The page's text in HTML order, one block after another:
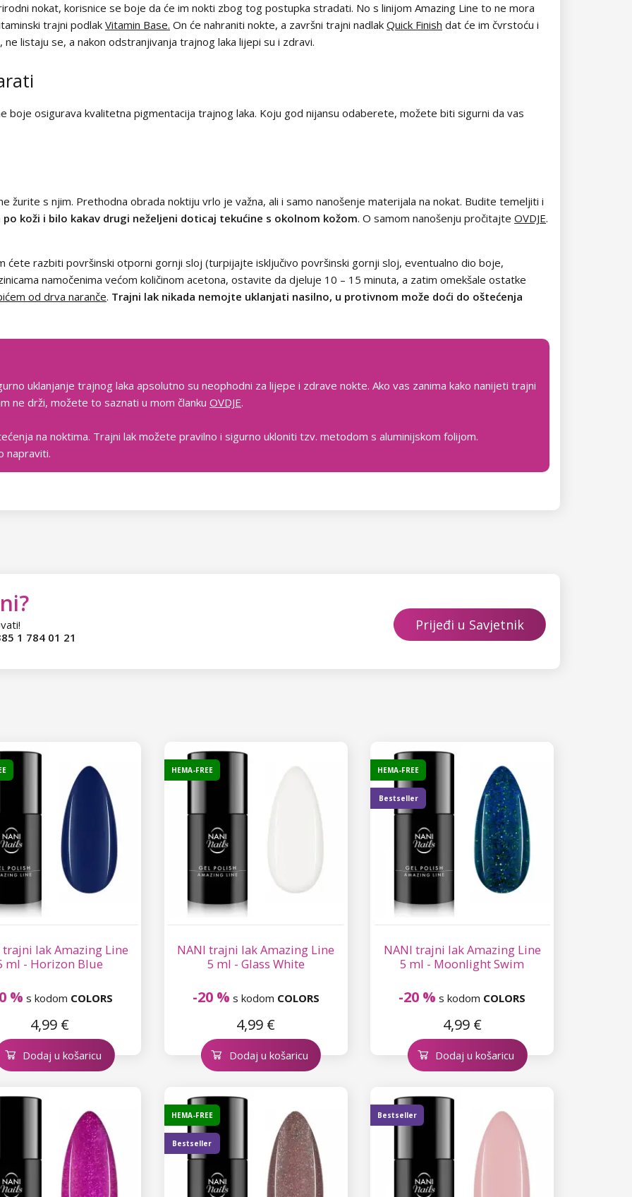
nokat, korisnice se boje da će im nokti zbog tog postupka stradati. No s linijom Amazing Line to ne mora
trajni podlak Vitamin Base. On će nahraniti nokte, a završni trajni nadlak Quick Finish dat će im čvrstoću i
listaju se, a nakon odstranjivanja trajnog laka lijepi su i zdravi.
boje osigurava kvalitetna pigmentacija trajnog laka. Koju god nijansu odaberete, možete biti sigurni da vas
žurite s njim. Prethodna obrada noktiju vrlo je važna, ali i samo nanošenje materijala na nokat. Budite temeljiti i
koži i bilo kakav drugi neželjeni doticaj tekućine s okolnom kožom. O samom nanošenju pročitajte OVDJE.
ćete razbiti površinski otporni gornji sloj (turpijajte isključivo površinski gornji sloj, eventualno dio boje,
namočenima većom količinom acetona, ostavite da djeluje 10 – 15 minuta, a zatim omekšale ostatke
od drva naranče. Trajni lak nikada nemojte uklanjati nasilno, u protivnom može doći do oštećenja
uklanjanje trajnog laka apsolutno su neophodni za lijepe i zdrave nokte. Ako vas zanima kako nanijeti trajni
ne drži, možete to saznati u mom članku OVDJE.
na noktima. Trajni lak možete pravilno i sigurno ukloniti tzv. metodom s aluminijskom folijom.
napraviti.
1 784 01 21
Prijeđi u Savjetnik
trajni lak Amazing Line
ml - Horizon Blue
% s kodom COLORS
4,99 €
Dodaj u košaricu
NANI trajni lak Amazing Line
5 ml - Glass White
-20 % s kodom COLORS
4,99 €
HEMA-FREE
Dodaj u košaricu
NANI trajni lak Amazing Line
5 ml - Moonlight Swim
-20 % s kodom COLORS
4,99 €
HEMA-FREE
Bestseller
Dodaj u košaricu
HEMA-FREE
Bestseller
Bestseller